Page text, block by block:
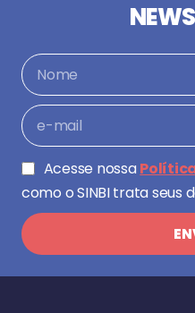
Acesse nossa
como o SINBI trata seus